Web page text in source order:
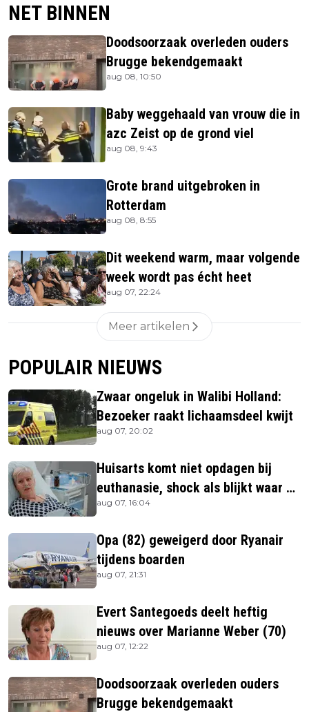
NET BINNEN
Doodsoorzaak overleden ouders
Brugge bekendgemaakt
aug 08, 10:50
Baby weggehaald van vrouw die in
azc Zeist op de grond viel
aug 08, 9:43
Grote brand uitgebroken in
Rotterdam
aug 08, 8:55
Dit weekend warm, maar volgende
week wordt pas écht heet
aug 07, 22:24
Meer artikelen
POPULAIR NIEUWS
Zwaar ongeluk in Walibi Holland:
Bezoeker raakt lichaamsdeel kwijt
aug 07, 20:02
Huisarts komt niet opdagen bij
euthanasie, shock als blijkt waar ze
is
aug 07, 16:04
Opa (82) geweigerd door Ryanair
tijdens boarden
aug 07, 21:31
Evert Santegoeds deelt heftig
nieuws over Marianne Weber (70)
aug 07, 12:22
Doodsoorzaak overleden ouders
Brugge bekendgemaakt